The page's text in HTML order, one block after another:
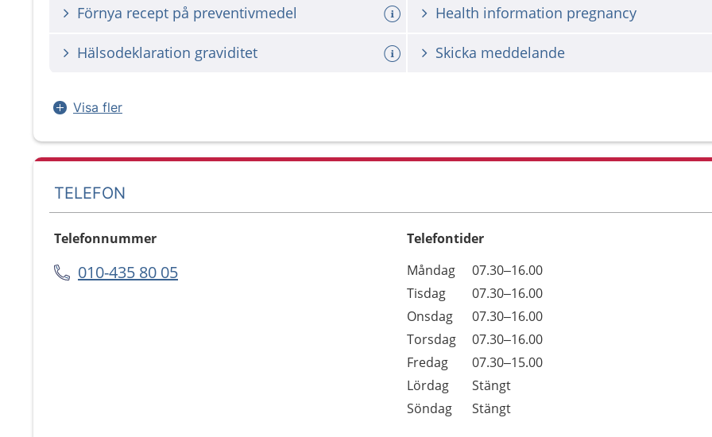
Förnya recept på preventivmedel Health information pregnancy
Hälsodeklaration graviditet Skicka meddelande
Visa fler
TELEFON
Telefonnummer
010-435 80 05
Telefontider
Dag
Öppettider
Kommentarer
Måndag
07.30–16.00
Tisdag
07.30–16.00
Onsdag
07.30–16.00
Torsdag
07.30–16.00
Fredag
07.30–15.00
Lördag
Stängt
Söndag
Stängt